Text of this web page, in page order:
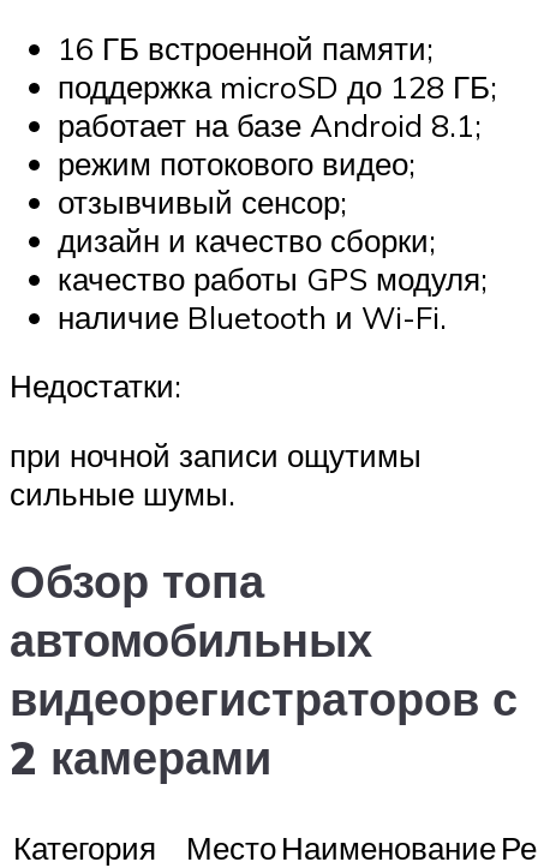
16 ГБ встроенной памяти;
поддержка microSD до 128 ГБ;
работает на базе Android 8.1;
режим потокового видео;
отзывчивый сенсор;
дизайн и качество сборки;
качество работы GPS модуля;
наличие Bluetooth и Wi-Fi.
Недостатки:
при ночной записи ощутимы
сильные шумы.
Обзор топа
автомобильных
видеорегистраторов с
2 камерами
Категория МестоНаименование